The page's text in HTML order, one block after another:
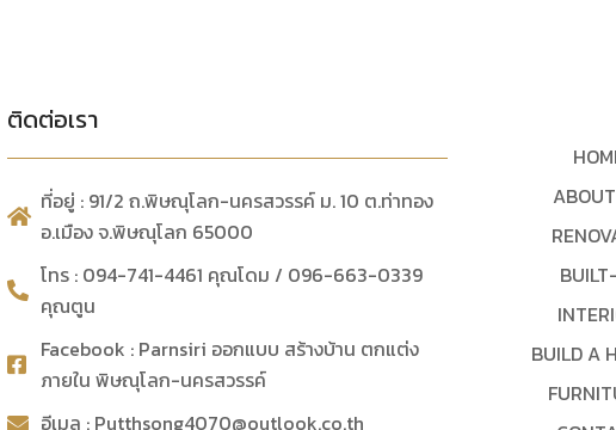
ติดต่อเรา
ที่อยู่ : 91/2 ถ.พิษณุโลก-นครสวรรค์ ม. 10 ต.ท่าทอง
อ.เมือง จ.พิษณุโลก 65000
โทร : 094-741-4461 คุณโดม / 096-663-0339
คุณตูน
Facebook : Parnsiri ออกแบบ สร้างบ้าน ตกแต่ง
ภายใน พิษณุโลก-นครสวรรค์
อีเมล : Putthsong4070@outlook.co.th
BUILD A